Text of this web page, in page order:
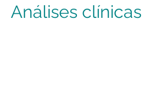
Análises clínicas